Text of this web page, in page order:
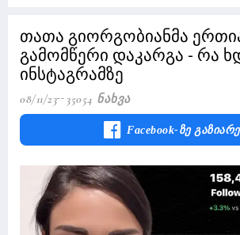
თათა გიორგობიანმა
გამომწერი დაკარგა - რა
ინსტაგრამზე
08/11/23 35054 Ნახვა
Facebook-Ზე